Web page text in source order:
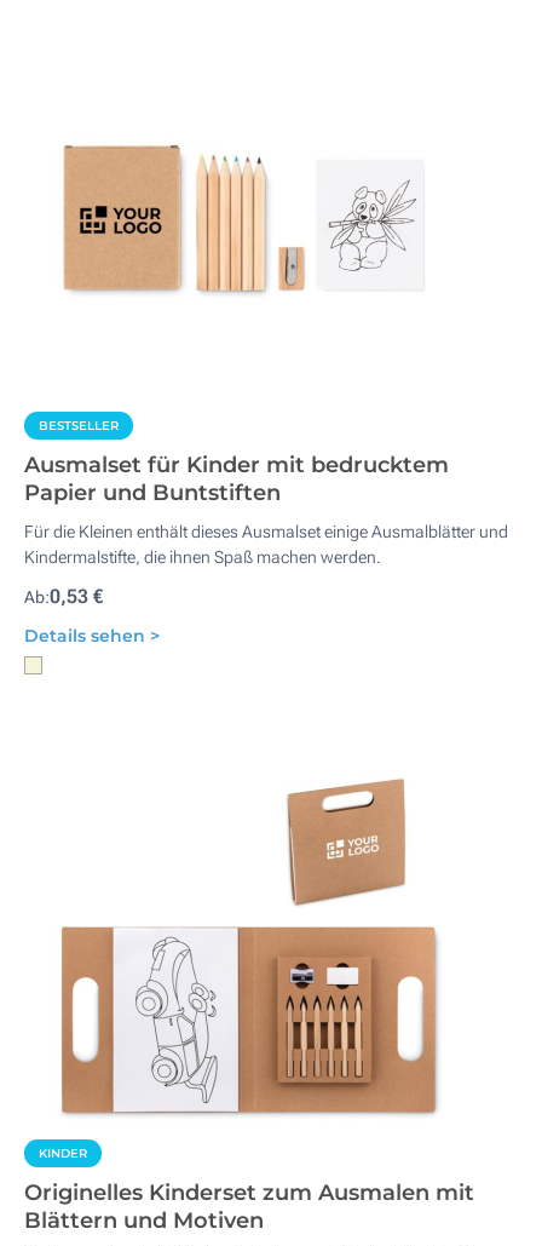
BESTSELLER
Ausmalset für Kinder mit bedrucktem
Papier und Buntstiften
Für die Kleinen enthält dieses Ausmalset einige Ausmalblätter und
Kindermalstifte, die ihnen Spaß machen werden.
Ab:0,53 €
Details sehen >
KINDER
Originelles Kinderset zum Ausmalen mit
Blättern und Motiven